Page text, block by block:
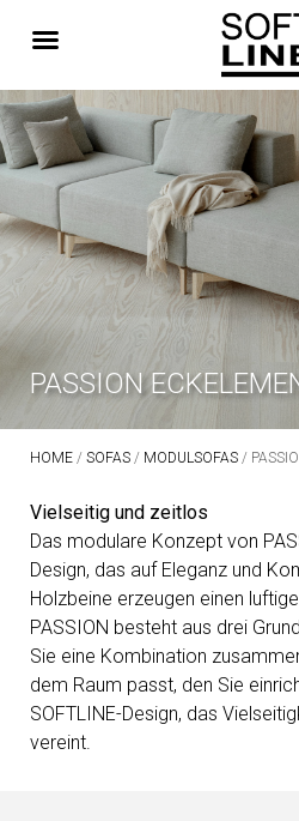
PASSION
HOME / SOFAS / MODULSOFAS /
Vielseitig und zeitlos
Das modulare Konzept von
Design, das auf Eleganz und
Holzbeine erzeugen einen
PASSION besteht aus drei
Sie eine Kombination
dem Raum passt, den Sie
SOFTLINE-Design, das
vereint.